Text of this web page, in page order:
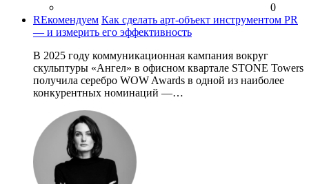
0
REкомендуем Как сделать арт-объект инструментом PR
— и измерить его эффективность
В 2025 году коммуникационная кампания вокруг
скульптуры «Ангел» в офисном квартале STONE Towers
получила серебро WOW Awards в одной из наиболее
конкурентных номинаций —…